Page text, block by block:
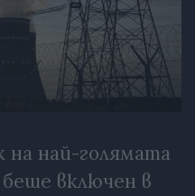
на най-голямата
включен в